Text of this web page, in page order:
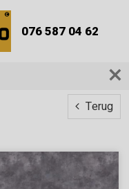
076 587 04 62
Terug